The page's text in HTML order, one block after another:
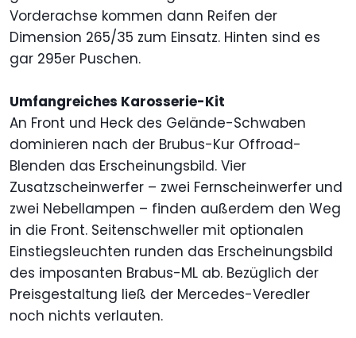
Vorderachse kommen dann Reifen der
Dimension 265/35 zum Einsatz. Hinten sind es
gar 295er Puschen.
Umfangreiches Karosserie-Kit
An Front und Heck des Gelände-Schwaben
dominieren nach der Brubus-Kur Offroad-
Blenden das Erscheinungsbild. Vier
Zusatzscheinwerfer – zwei Fernscheinwerfer und
zwei Nebellampen – finden außerdem den Weg
in die Front. Seitenschweller mit optionalen
Einstiegsleuchten runden das Erscheinungsbild
des imposanten Brabus-ML ab. Bezüglich der
Preisgestaltung ließ der Mercedes-Veredler
noch nichts verlauten.